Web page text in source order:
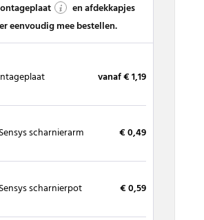
en afdekkapjes
eenvoudig mee bestellen.
vanaf € 1,19
scharnierarm € 0,49
scharnierpot € 0,59